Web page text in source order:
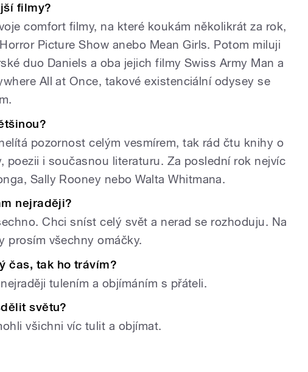
filmy?
comfort filmy, na které koukám několikrát za rok,
Picture Show anebo Mean Girls. Potom miluji
duo Daniels a oba jejich filmy Swiss Army Man a
All at Once, takové existenciální odysey se
pozornost celým vesmírem, tak rád čtu knihy o
poezii i současnou literaturu. Za poslední rok nejvíc
Sally Rooney nebo Walta Whitmana.
nejraději?
Chci sníst celý svět a nerad se rozhoduju. Na
prosím všechny omáčky.
čas, tak ho trávím?
tulením a objímáním s přáteli.
světu?
všichni víc tulit a objímat.